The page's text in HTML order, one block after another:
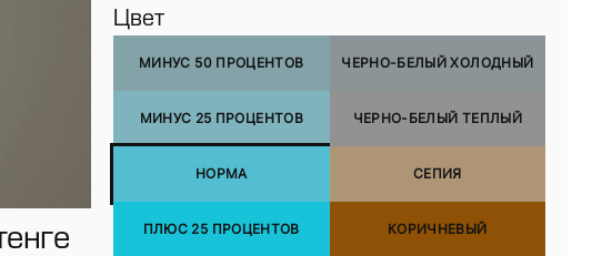
Цвет
МИНУС 50 ПРОЦЕНТОВ
МИНУС 25 ПРОЦЕНТОВ
НОРМА
ПЛЮС 25 ПРОЦЕНТОВ
ЧЕРНО-БЕЛЫЙ ХОЛОДНЫЙ
ЧЕРНО-БЕЛЫЙ ТЕПЛЫЙ
СЕПИЯ
КОРИЧНЕВЫЙ